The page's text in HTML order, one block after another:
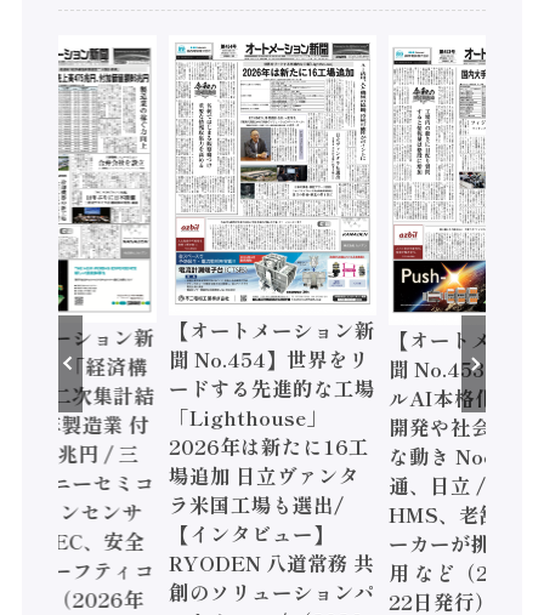
トメーション新
】「経済構
調査二次集計結
年製造業 付
額86兆円 / 三
とソニーセミコ
ジョンセンサ
/ IDEC、安全
すセーフティコ
ーラ（2026年
【オートメーション新
聞 No.454】世界をリ
ードする先進的な工場
「Lighthouse」
2026年は新たに16工
場追加 日立ヴァンタ
ラ米国工場も選出/
【インタビュー】
RYODEN 八道常務 共
創のソリューションパ
【オートメーシ
聞 No.453】フ
ルAI本格化へ
開発や社会実装
な動き Noetra
通、日立 / 兵神
HMS、老舗ポ
ーカーが挑むデ
用 など（2026
22日発行）